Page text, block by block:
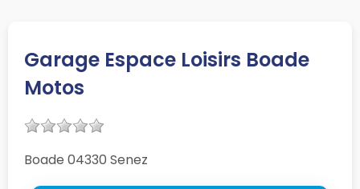
Garage Espace Loisirs Boade
Motos
Boade 04330 Senez